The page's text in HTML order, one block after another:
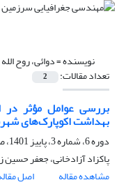
نویسنده =دوائی، روح الله
تعداد مقالات: 2
بررسی عوامل مؤثر
بهداشت اکوپارک‌های
دوره 6، شماره 3، پاییز 1401، صفحه
پاکزاد آزادخانی، جعفر حسین
مشاهده مقاله
اصل